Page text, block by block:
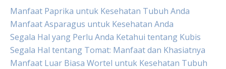
Manfaat Paprika untuk Kesehatan Tubuh Anda
Manfaat Asparagus untuk Kesehatan Anda
Segala Hal yang Perlu Anda Ketahui tentang Kubis
Segala Hal tentang Tomat: Manfaat dan Khasiatnya
Manfaat Luar Biasa Wortel untuk Kesehatan Tubuh